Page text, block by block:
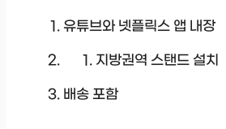
유튜브와 넷플릭스 앱 내장
지방권역 스탠드 설치
배송 포함